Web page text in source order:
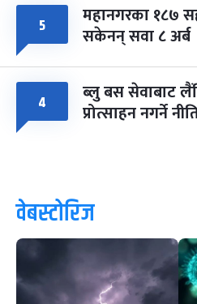
५ महानगरका १८७
सकेनन् सवा ८ अर्ब
४ ब्लु बस सेवाबाट
प्रोत्साहन नगर्ने
वेबस्टोरिज